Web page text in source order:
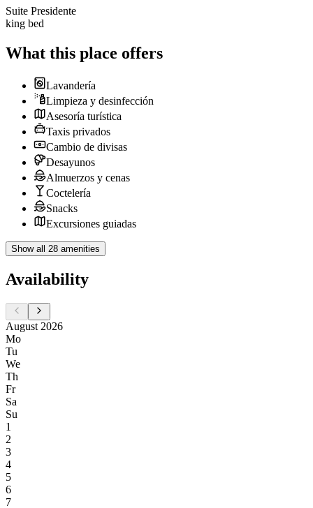
Suite Presidente
king bed
What this place offers
Lavandería
Limpieza y desinfección
Asesoría turística
Taxis privados
Cambio de divisas
Desayunos
Almuerzos y cenas
Coctelería
Snacks
Excursiones guiadas
Show all 28 amenities
Availability
August 2026
Mo
Tu
We
Th
Fr
Sa
Su
1
2
3
4
5
6
7